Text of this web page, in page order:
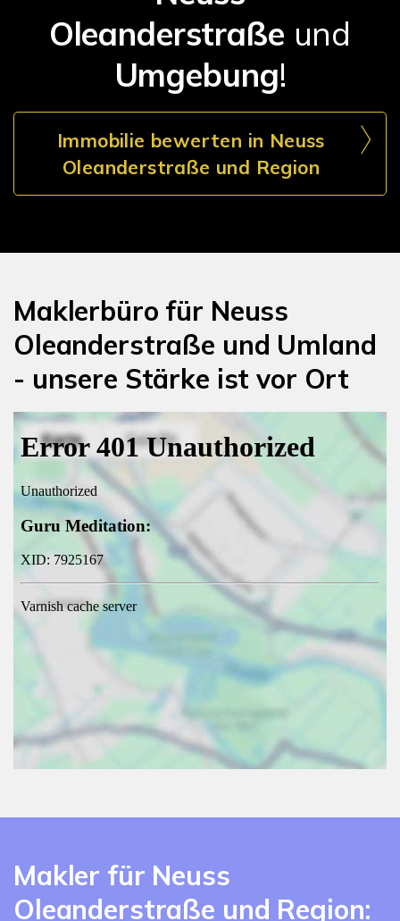
Oleanderstraße und
Umgebung!
Immobilie bewerten in Neuss
Oleanderstraße und Region
Maklerbüro für Neuss
Oleanderstraße und Umland
- unsere Stärke ist vor Ort
Makler für Neuss
Oleanderstraße und Region: